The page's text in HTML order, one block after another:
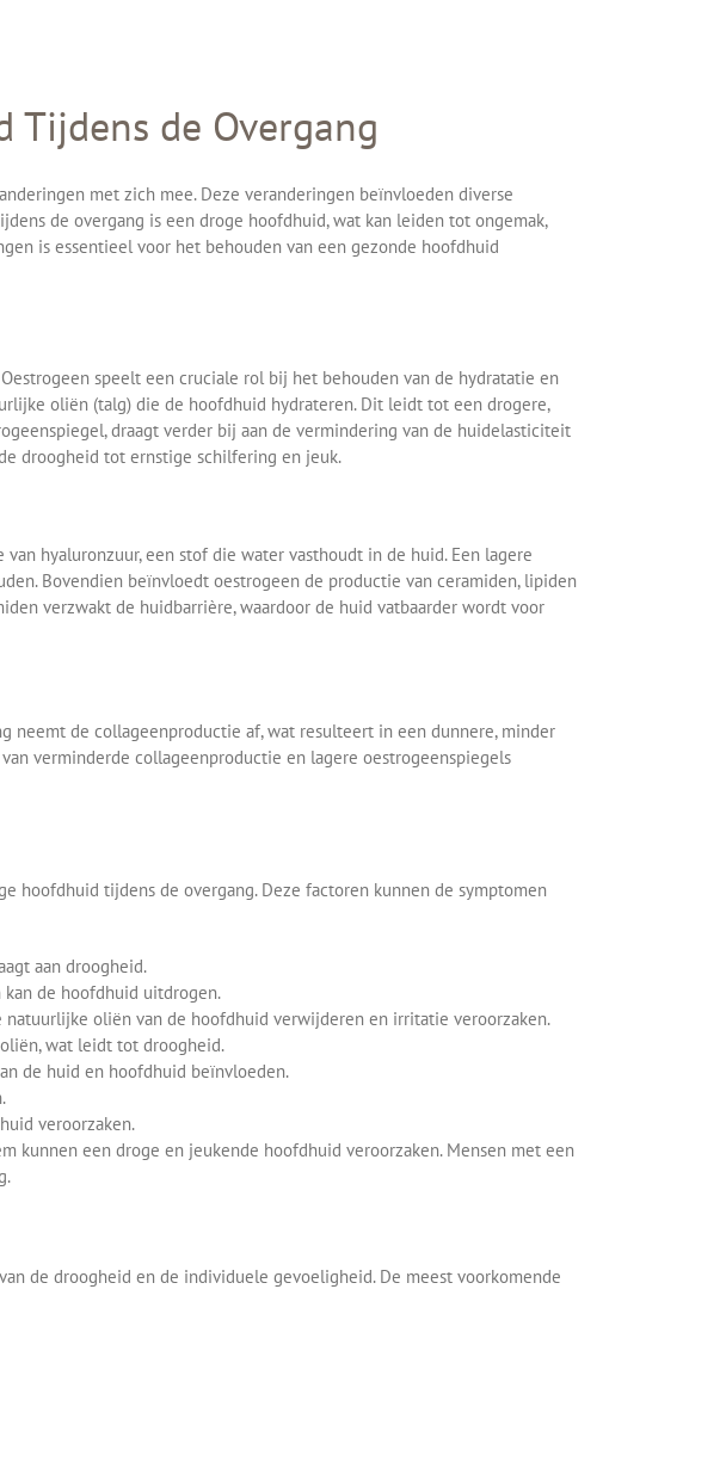
Tijdens de Overgang
met zich mee. Deze veranderingen beïnvloeden diverse
de overgang is een droge hoofdhuid, wat kan leiden tot ongemak,
is essentieel voor het behouden van een gezonde hoofdhuid
speelt een cruciale rol bij het behouden van de hydratatie en
oliën (talg) die de hoofdhuid hydrateren. Dit leidt tot een drogere,
draagt verder bij aan de vermindering van de huidelasticiteit
droogheid tot ernstige schilfering en jeuk.
hyaluronzuur, een stof die water vasthoudt in de huid. Een lagere
Bovendien beïnvloedt oestrogeen de productie van ceramiden, lipiden
verzwakt de huidbarrière, waardoor de huid vatbaarder wordt voor
de collageenproductie af, wat resulteert in een dunnere, minder
verminderde collageenproductie en lagere oestrogeenspiegels
hoofdhuid tijdens de overgang. Deze factoren kunnen de symptomen
aan droogheid.
de hoofdhuid uitdrogen.
natuurlijke oliën van de hoofdhuid verwijderen en irritatie veroorzaken.
wat leidt tot droogheid.
de huid en hoofdhuid beïnvloeden.
veroorzaken.
kunnen een droge en jeukende hoofdhuid veroorzaken. Mensen met een
de droogheid en de individuele gevoeligheid. De meest voorkomende